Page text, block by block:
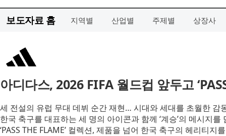
보도자료 홈 지역별 산업별 주제별 상장사
아디다스, 2026 FIFA 월드컵 앞두고
세 전설의 유럽 무대 데뷔 순간 재현… 시대와 세대를 초월한 감
한국 축구를 대표하는 세 명의 아이콘과 함께 ‘계승’의 메시지를
‘PASS THE FLAME’ 컬렉션, 제품을 넘어 한국 축구의 헤리티지